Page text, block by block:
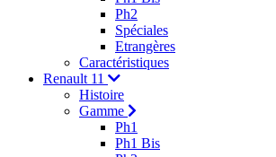
Ph2
Spéciales
Etrangères
Caractéristiques
Renault 11
Histoire
Gamme
Ph1
Ph1 Bis